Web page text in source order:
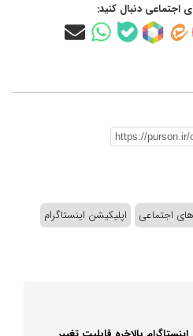
اجتماعی دنبال کنید:
اجتماعی
اپلیکیشن اینستاگرام